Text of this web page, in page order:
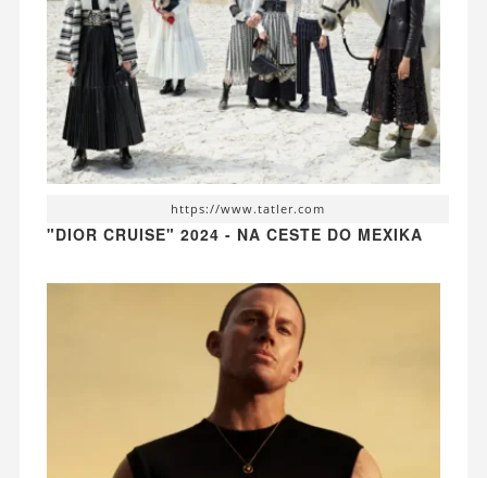
https://www.tatler.com
"DIOR CRUISE" 2024 - NA CESTE DO MEXIKA